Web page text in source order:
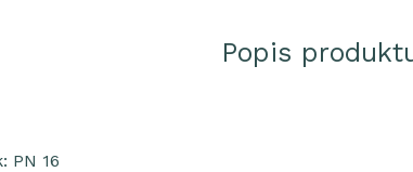
Popis
PN 16